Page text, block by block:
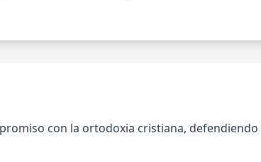
con la ortodoxia cristiana,